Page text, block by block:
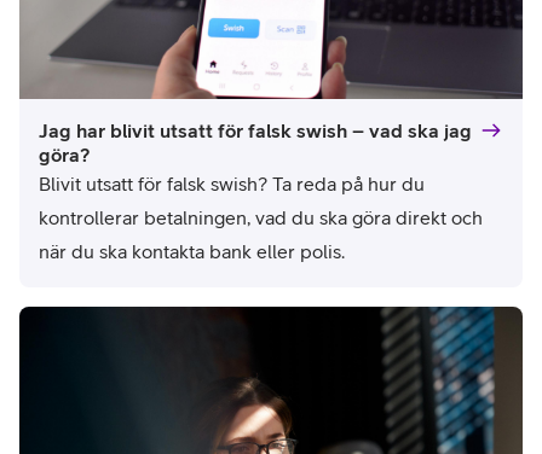
Jag har blivit utsatt för falsk swish – vad ska jag
göra?
Blivit utsatt för falsk swish? Ta reda på hur du
kontrollerar betalningen, vad du ska göra direkt och
när du ska kontakta bank eller polis.